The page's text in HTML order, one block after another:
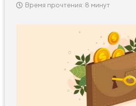
Время прочтения: 8 минут